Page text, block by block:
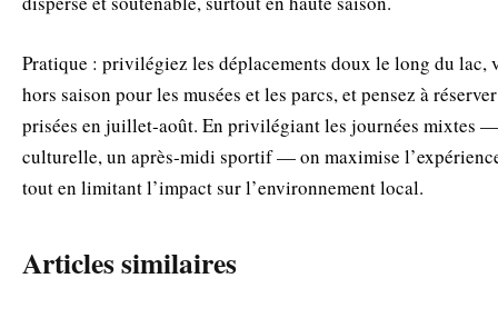
Pratique : privilégiez les déplacements doux le long du lac,
hors saison pour les musées et les parcs, et pensez à
prisées en juillet‑août. En privilégiant les journées mixtes
culturelle, un après‑midi sportif — on maximise
tout en limitant l’impact sur l’environnement local.
Articles similaires